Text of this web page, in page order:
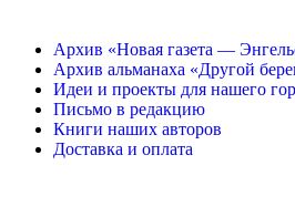
Архив «Новая газета —
Архив альманаха «Другой
Идеи и проекты для нашего
Письмо в редакцию
Книги наших авторов
Доставка и оплата